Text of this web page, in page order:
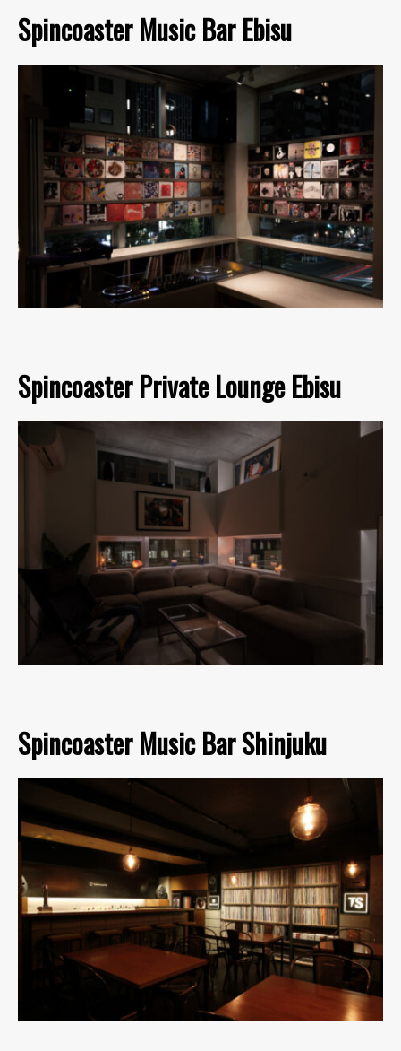
Spincoaster Music Bar Ebisu
Spincoaster Private Lounge Ebisu
Spincoaster Music Bar Shinjuku